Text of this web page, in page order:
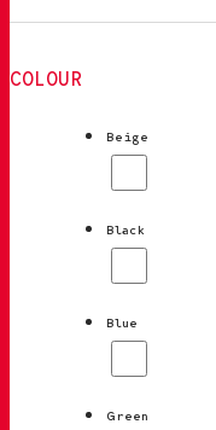
COLOUR
Beige
Black
Blue
Green